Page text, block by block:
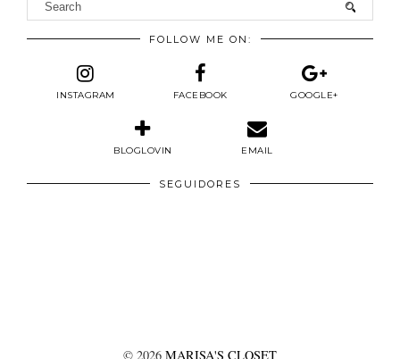
FOLLOW ME ON:
INSTAGRAM FACEBOOK GOOGLE+
BLOGLOVIN EMAIL
SEGUIDORES
© 2026 MARISA'S CLOSET